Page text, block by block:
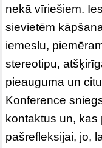
nekā vīriešiem.
sievietēm
iemeslu,
stereotipu,
pieauguma un
Konference
kontaktus un,
pašrefleksijai, jo,